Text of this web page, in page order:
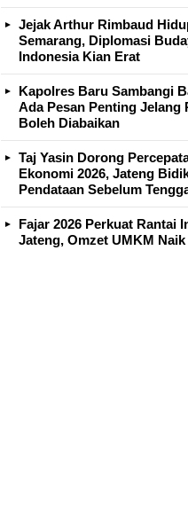
Jejak Arthur Rimbaud
Semarang, Diplomasi
Indonesia Kian Erat
Kapolres Baru Sambangi
Ada Pesan Penting Jelang
Boleh Diabaikan
Taj Yasin Dorong
Ekonomi 2026, Jateng
Pendataan Sebelum
Fajar 2026 Perkuat Rantai
Jateng, Omzet UMKM